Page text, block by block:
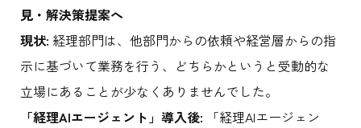
見・解決策提案へ
現状: 経理部門は、他部門からの依頼や経営層からの指
示に基づいて業務を行う、どちらかというと受動的な
立場にあることが少なくありませんでした。
「経理AIエージェント」導入後: 「経理AIエージェン